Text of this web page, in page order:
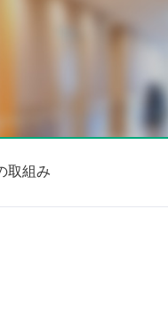
取組み